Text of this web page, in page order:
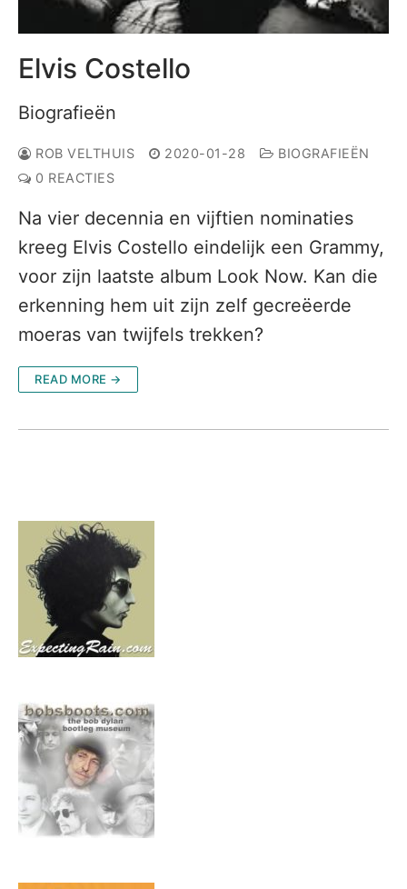
Elvis Costello
Biografieën
ROB VELTHUIS 2020-01-28
BIOGRAFIEËN
0 REACTIES
Na vier decennia en vijftien nominaties
kreeg Elvis Costello eindelijk een Grammy,
voor zijn laatste album Look Now. Kan die
erkenning hem uit zijn zelf gecreëerde
moeras van twijfels trekken?
READ MORE →